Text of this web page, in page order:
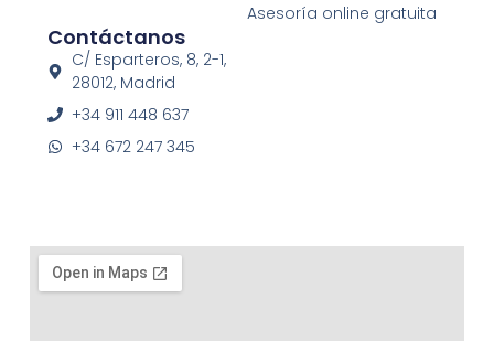
-
f
m
Asesoría online gratuita
Contáctanos
C/ Esparteros, 8, 2-1,
28012, Madrid
+34 911 448 637
+34 672 247 345